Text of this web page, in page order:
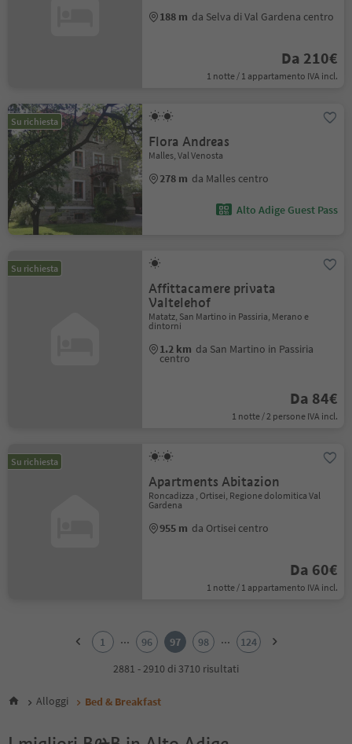
188 m da Selva di Val Gardena centro
Da 210€
1 notte / 1 appartamento IVA incl.
Su richiesta
Flora Andreas
Malles, Val Venosta
278 m da Malles centro
Alto Adige Guest Pass
Su richiesta
Affittacamere privata
Valtelehof
Matatz, San Martino in Passiria, Merano e
dintorni
1.2 km da San Martino in Passiria
centro
Da 84€
1 notte / 2 persone IVA incl.
Su richiesta
Apartments Abitazion
Roncadizza , Ortisei, Regione dolomitica Val
Gardena
955 m da Ortisei centro
Da 60€
1 notte / 1 appartamento IVA incl.
6
1 ... 96 97 98 ...
124
2881 - 2910 di 3710 risultati
Alloggi Bed & Breakfast